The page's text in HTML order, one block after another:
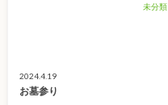
未分類
2024.4.19
お墓参り